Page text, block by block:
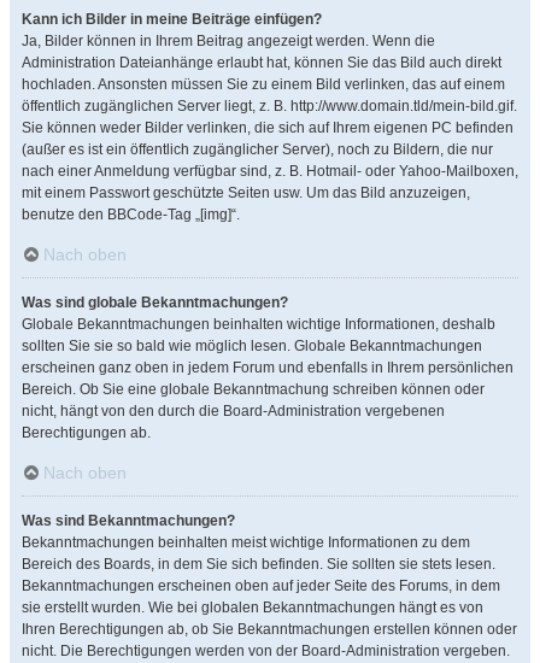
Kann ich Bilder in meine Beiträge einfügen?
Ja, Bilder können in Ihrem Beitrag angezeigt werden. Wenn die
Administration Dateianhänge erlaubt hat, können Sie das Bild auch direkt
hochladen. Ansonsten müssen Sie zu einem Bild verlinken, das auf einem
öffentlich zugänglichen Server liegt, z. B. http://www.domain.tld/mein-bild.gif.
Sie können weder Bilder verlinken, die sich auf Ihrem eigenen PC befinden
(außer es ist ein öffentlich zugänglicher Server), noch zu Bildern, die nur
nach einer Anmeldung verfügbar sind, z. B. Hotmail- oder Yahoo-Mailboxen,
mit einem Passwort geschützte Seiten usw. Um das Bild anzuzeigen,
benutze den BBCode-Tag „[img]“.
Nach oben
Was sind globale Bekanntmachungen?
Globale Bekanntmachungen beinhalten wichtige Informationen, deshalb
sollten Sie sie so bald wie möglich lesen. Globale Bekanntmachungen
erscheinen ganz oben in jedem Forum und ebenfalls in Ihrem persönlichen
Bereich. Ob Sie eine globale Bekanntmachung schreiben können oder
nicht, hängt von den durch die Board-Administration vergebenen
Berechtigungen ab.
Nach oben
Was sind Bekanntmachungen?
Bekanntmachungen beinhalten meist wichtige Informationen zu dem
Bereich des Boards, in dem Sie sich befinden. Sie sollten sie stets lesen.
Bekanntmachungen erscheinen oben auf jeder Seite des Forums, in dem
sie erstellt wurden. Wie bei globalen Bekanntmachungen hängt es von
Ihren Berechtigungen ab, ob Sie Bekanntmachungen erstellen können oder
nicht. Die Berechtigungen werden von der Board-Administration vergeben.